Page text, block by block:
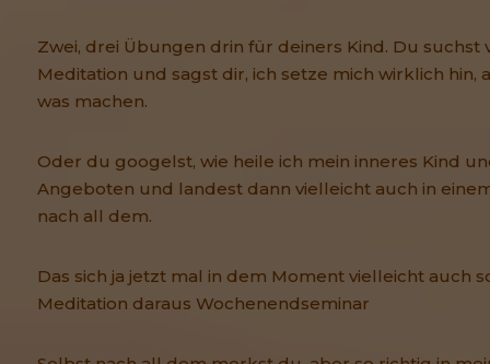
Zwei, drei Übungen drin für deiners Kind. Du suchst
Meditation und sagst dir, ich setze mich wirklich hin,
was machen.
Oder du googelst, wie heile ich mein inneres Kind
Angeboten und landest dann vielleicht auch in
nach all dem.
Das sich ja jetzt mal in dem Moment vielleicht auch
Meditation daraus Wochenendseminar